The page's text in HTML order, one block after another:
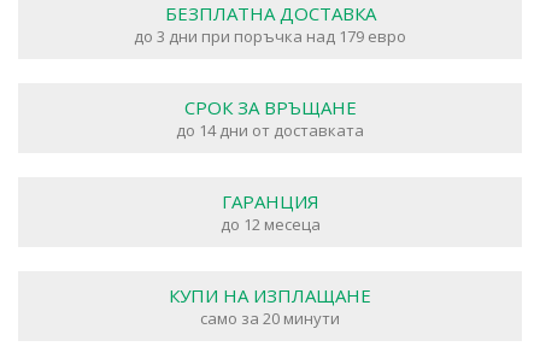
БЕЗПЛАТНА ДОСТАВКА
до 3 дни при поръчка над 179 евро
СРОК ЗА ВРЪЩАНЕ
до 14 дни от доставката
ГАРАНЦИЯ
до 12 месеца
КУПИ НА ИЗПЛАЩАНЕ
само за 20 минути